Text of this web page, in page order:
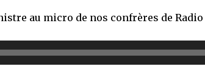
au micro de nos confrères de